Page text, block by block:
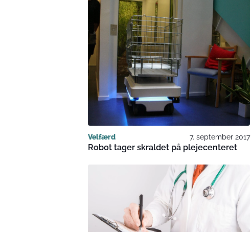
Velfærd 7. september 2017
Robot tager skraldet på plejecenteret